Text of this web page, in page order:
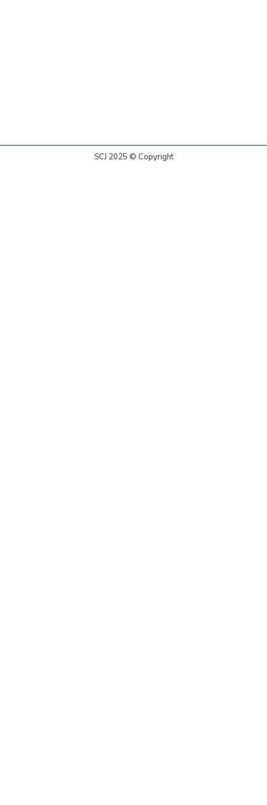
SCJ 2025 © Copyright